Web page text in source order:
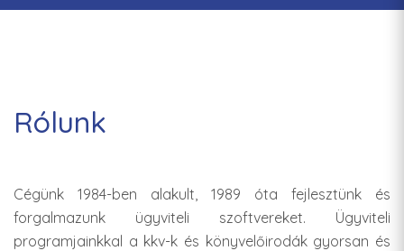
Rólunk
Cégünk 1984-ben alakult, 1989 óta fejlesztünk és
forgalmazunk ügyviteli szoftvereket. Ügyviteli
programjainkkal a kkv-k és könyvelőirodák gyorsan és